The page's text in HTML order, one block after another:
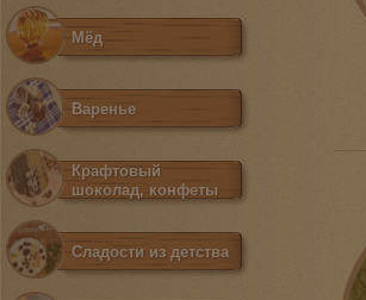
Мёд
Варенье
Крафтовый
шоколад, конфеты
Сладости из детства